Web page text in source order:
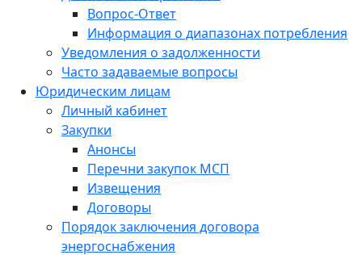
Вопрос-Ответ
Информация о диапазонах потребления
Уведомления о задолженности
Часто задаваемые вопросы
Юридическим лицам
Личный кабинет
Закупки
Анонсы
Перечни закупок МСП
Извещения
Договоры
Порядок заключения договора
энергоснабжения